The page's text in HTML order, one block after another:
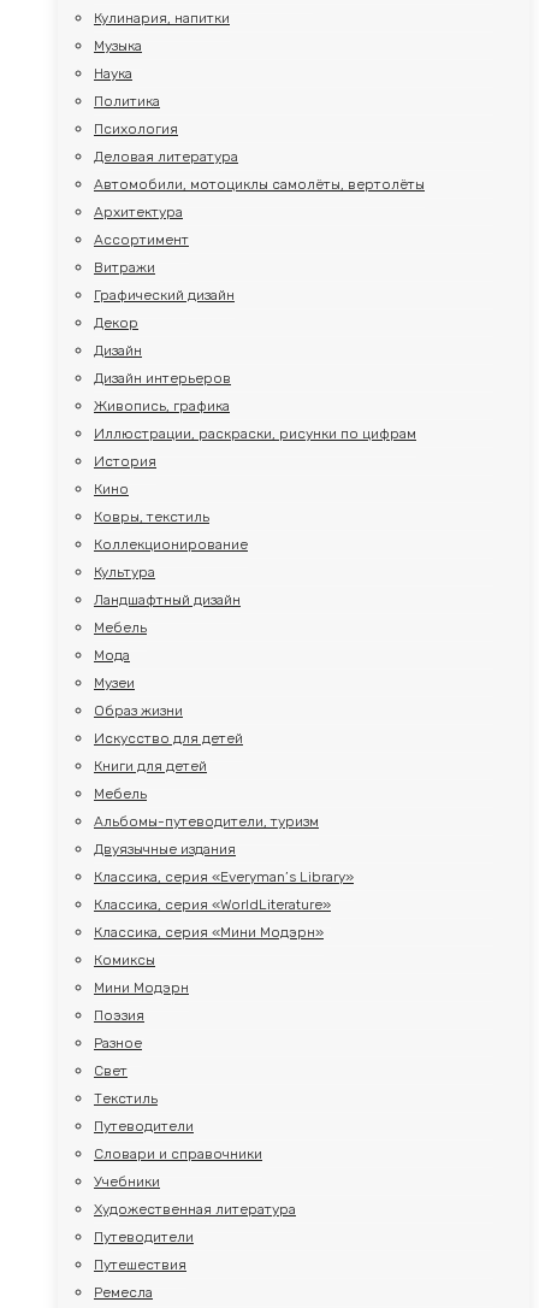
Кулинария, напитки
Музыка
Наука
Политика
Психология
Деловая литература
Автомобили, мотоциклы самолёты, вертолёты
Архитектура
Ассортимент
Витражи
Графический дизайн
Декор
Дизайн
Дизайн интерьеров
Живопись, графика
Иллюстрации, раскраски, рисунки по цифрам
История
Кино
Ковры, текстиль
Коллекционирование
Культура
Ландшафтный дизайн
Мебель
Мода
Музеи
Образ жизни
Искусство для детей
Книги для детей
Мебель
Альбомы-путеводители, туризм
Двуязычные издания
Классика, серия «Everyman’s Library»
Классика, серия «WorldLiterature»
Классика, серия «Мини Модэрн»
Комиксы
Мини Модэрн
Поэзия
Разное
Свет
Текстиль
Путеводители
Словари и справочники
Учебники
Художественная литература
Путеводители
Путешествия
Ремесла